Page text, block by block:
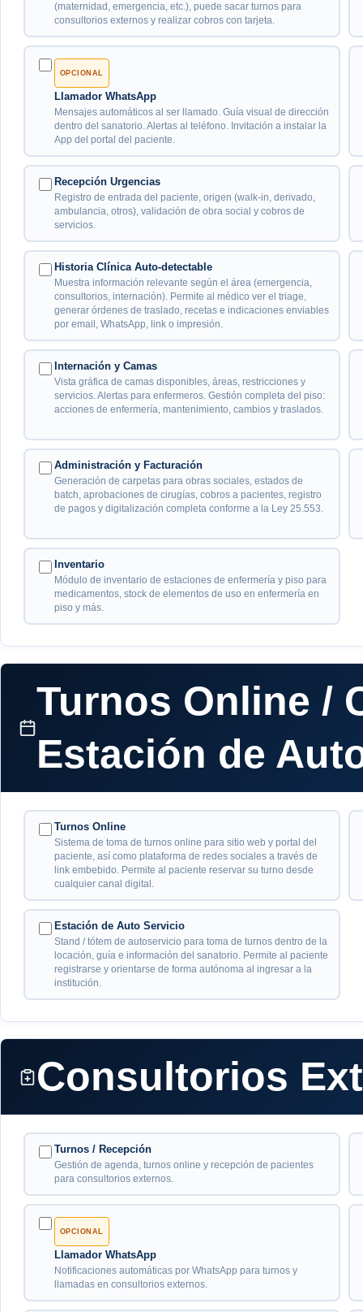
(maternidad, emergencia, etc.), puede sacar turnos para
consultorios externos y realizar cobros con tarjeta.
OPCIONAL
Llamador WhatsApp
Mensajes automáticos al ser llamado. Guía visual de dirección
dentro del sanatorio. Alertas al teléfono. Invitación a instalar la
App del portal del paciente.
Recepción Urgencias
Registro de entrada del paciente, origen (walk-in, derivado,
ambulancia, otros), validación de obra social y cobros de
servicios.
Historia Clínica Auto-detectable
Muestra información relevante según el área (emergencia,
consultorios, internación). Permite al médico ver el triage,
generar órdenes de traslado, recetas e indicaciones enviables
por email, WhatsApp, link o impresión.
Internación y Camas
Vista gráfica de camas disponibles, áreas, restricciones y
servicios. Alertas para enfermeros. Gestión completa del piso:
acciones de enfermería, mantenimiento, cambios y traslados.
Administración y Facturación
Generación de carpetas para obras sociales, estados de
batch, aprobaciones de cirugías, cobros a pacientes, registro
de pagos y digitalización completa conforme a la Ley 25.553.
Inventario
Módulo de inventario de estaciones de enfermería y piso para
medicamentos, stock de elementos de uso en enfermería en
piso y más.
Turnos Online /
Estación de
Turnos Online
Sistema de toma de turnos online para sitio web y portal del
paciente, así como plataforma de redes sociales a través de
link embebido. Permite al paciente reservar su turno desde
cualquier canal digital.
Estación de Auto Servicio
Stand / tótem de autoservicio para toma de turnos dentro de la
locación, guía e información del sanatorio. Permite al paciente
registrarse y orientarse de forma autónoma al ingresar a la
institución.
Consultorios
Turnos / Recepción
Gestión de agenda, turnos online y recepción de pacientes
para consultorios externos.
OPCIONAL
Llamador WhatsApp
Notificaciones automáticas por WhatsApp para turnos y
llamadas en consultorios externos.